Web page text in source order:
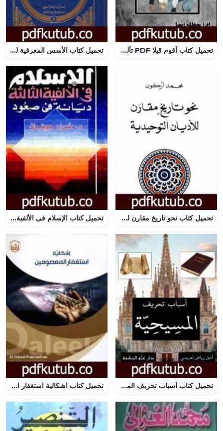
تحميل كتاب أقوم قيلا PDF تأليف سلطان موسى الموسى مجانا [كامل] تحميل كتاب الأسس المعرفية للفكر العقدي السلفي PDF تأليف د. مصطفى عزيزي مجانا [كامل]
تحميل كتاب نحو تاريخ مقارن للأديان التوحيدية PDF تأليف محمد أركون مجانا [كامل] تحميل كتاب الإسلام فى الألفية الثالثة: ديانة في صعود PDF تأليف مراد هوفمان مجانا [كامل]
تحميل كتاب أسباب تحريف المسيحية PDF تأليف أمين رياض لعريبي مجانا [كامل] تحميل كتاب اشكالية استغفار المعصومين PDF تأليف الشيخ محسن محقق مجانا [كامل]